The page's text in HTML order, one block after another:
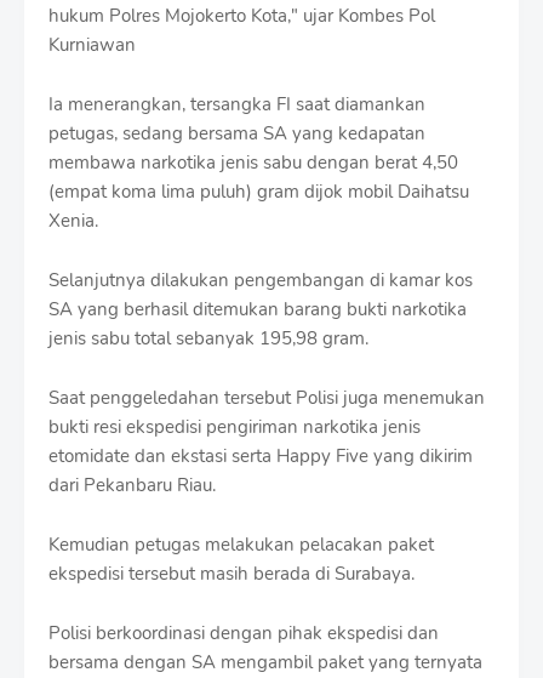
hukum Polres Mojokerto Kota," ujar Kombes Pol
Kurniawan
Ia menerangkan, tersangka FI saat diamankan
petugas, sedang bersama SA yang kedapatan
membawa narkotika jenis sabu dengan berat 4,50
(empat koma lima puluh) gram dijok mobil Daihatsu
Xenia.
Selanjutnya dilakukan pengembangan di kamar kos
SA yang berhasil ditemukan barang bukti narkotika
jenis sabu total sebanyak 195,98 gram.
Saat penggeledahan tersebut Polisi juga menemukan
bukti resi ekspedisi pengiriman narkotika jenis
etomidate dan ekstasi serta Happy Five yang dikirim
dari Pekanbaru Riau.
Kemudian petugas melakukan pelacakan paket
ekspedisi tersebut masih berada di Surabaya.
Polisi berkoordinasi dengan pihak ekspedisi dan
bersama dengan SA mengambil paket yang ternyata